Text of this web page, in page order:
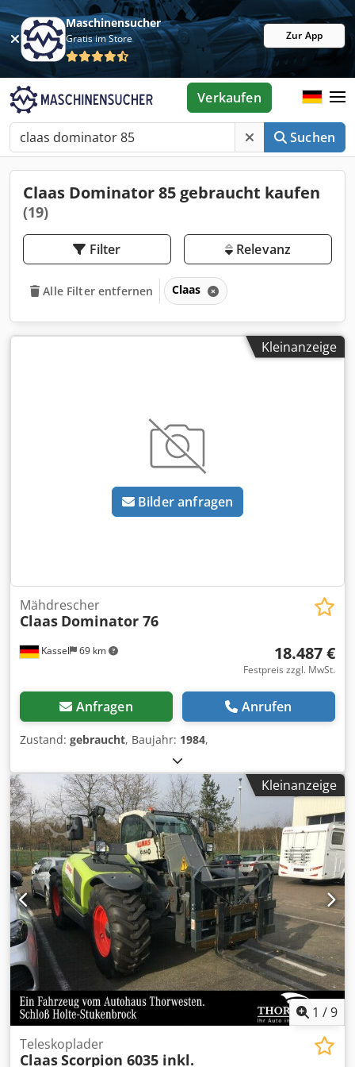
Maschinensucher
Gratis im Store Zur App
Suchen
Verkaufen
Claas Dominator 85 gebraucht kaufen
(19)
Filter Relevanz
Alle Filter entfernen Claas
Kleinanzeige
Bilder anfragen
Kassel 69 km
Mähdrescher
Claas Dominator 76
18.487 €
Festpreis zzgl. MwSt.
Anfragen Anrufen
Zustand: gebraucht, Baujahr: 1984,
Kleinanzeige
1 /9
Teleskoplader
ClaasScorpion 6035 inkl.